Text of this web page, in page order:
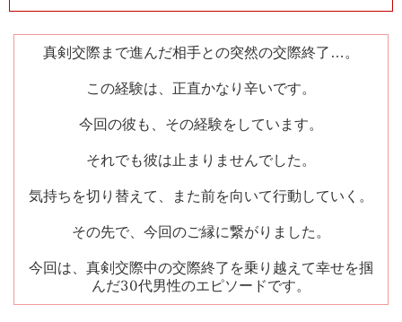
真剣交際まで進んだ相手との突然の交際終了…。
この経験は、正直かなり辛いです。
今回の彼も、その経験をしています。
それでも彼は止まりませんでした。
気持ちを切り替えて、また前を向いて行動していく。
その先で、今回のご縁に繋がりました。
今回は、真剣交際中の交際終了を乗り越えて幸せを掴
んだ30代男性のエピソードです。